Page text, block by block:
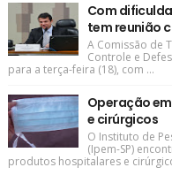
Com
tem reunião
A Comissão de
Controle e
para a terça-feira (18), com ...
Operação
e cirúrgicos
O Instituto de
(Ipem-SP)
produtos hospitalares e